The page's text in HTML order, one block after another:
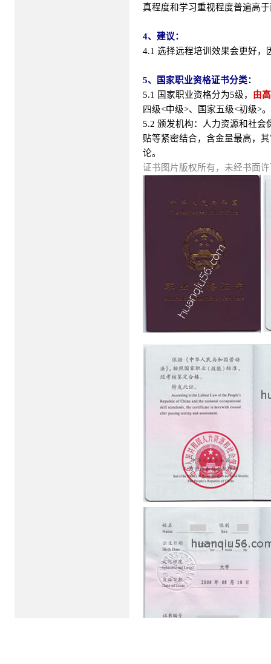
真程度和学习重视程度普遍高
4、建议：
4.1 选择远程培训效果会更好，
5、国家职业资格证书分类：
5.1 国家职业资格分为5级， 由
四级<中级>、国家五级<初级>。
5.2 颁发机构：人力资源和社
贴等紧密结合，含金量最高，
论。
证书图片版权所有，未经书面